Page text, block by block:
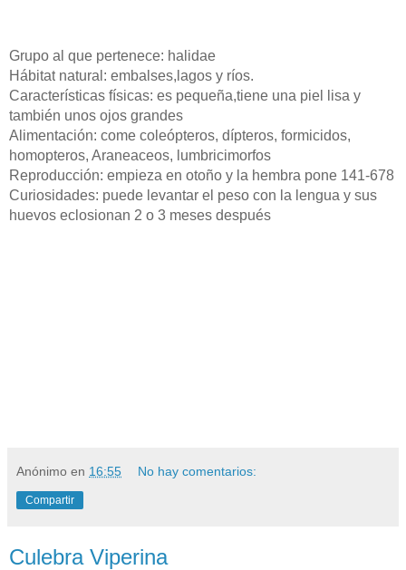
Grupo al que pertenece: halidae
Hábitat natural: embalses,lagos y ríos.
Características físicas: es pequeña,tiene una piel lisa y
también unos ojos grandes
Alimentación: come coleópteros, dípteros, formicidos,
homopteros, Araneaceos, lumbricimorfos
Reproducción: empieza en otoño y la hembra pone 141-678
Curiosidades: puede levantar el peso con la lengua y sus
huevos eclosionan 2 o 3 meses después
Anónimo en 16:55 No hay comentarios:
Compartir
Culebra Viperina